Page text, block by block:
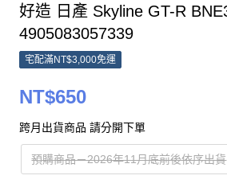
好造 日產 Skyline GT-R
4905083057339
宅配滿NT$3,000免運
NT$650
跨月出貨商品 請分開下單
預購商品－2026年11月底前後依序出貨